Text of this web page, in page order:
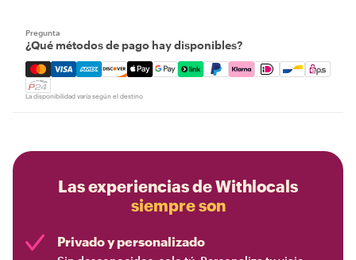
Pregunta
¿Qué métodos de pago hay disponibles?
Mastercard, Visa, Amex, Discover, Apple Pay, Google
La disponibilidad varía según el destino
Las experiencias de Withlocals
siempre son
Privado y personalizado